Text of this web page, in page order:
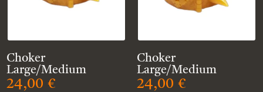
Choker
Large/Medium
24,00€
Choker
Large/Medium
24,00 €